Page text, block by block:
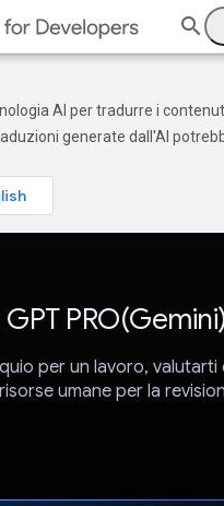
AI per tradurre i
generate dall'AI
per un lavoro, valutarti
umane per la